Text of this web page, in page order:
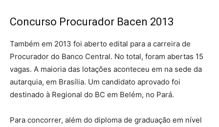
Concurso Procurador Bacen 2013
Também em 2013 foi aberto edital para a carreira de
Procurador do Banco Central. No total, foram abertas 15
vagas. A maioria das lotações aconteceu em na sede da
autarquia, em Brasília. Um candidato aprovado foi
destinado à Regional do BC em Belém, no Pará.
Para concorrer, além do diploma de graduação em nível